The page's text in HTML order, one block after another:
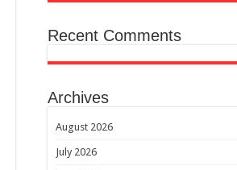
Recent Comments
Archives
August 2026
July 2026